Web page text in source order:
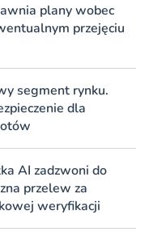
plany wobec
przejęciu
segment rynku.
dla
AI zadzwoni do
przelew za
weryfikacji